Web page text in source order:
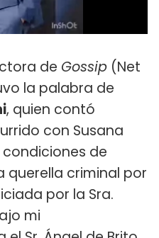
de Gossip (Net
la palabra de
, quien contó
con Susana
condiciones de
querella criminal por
por la Sra.
mi